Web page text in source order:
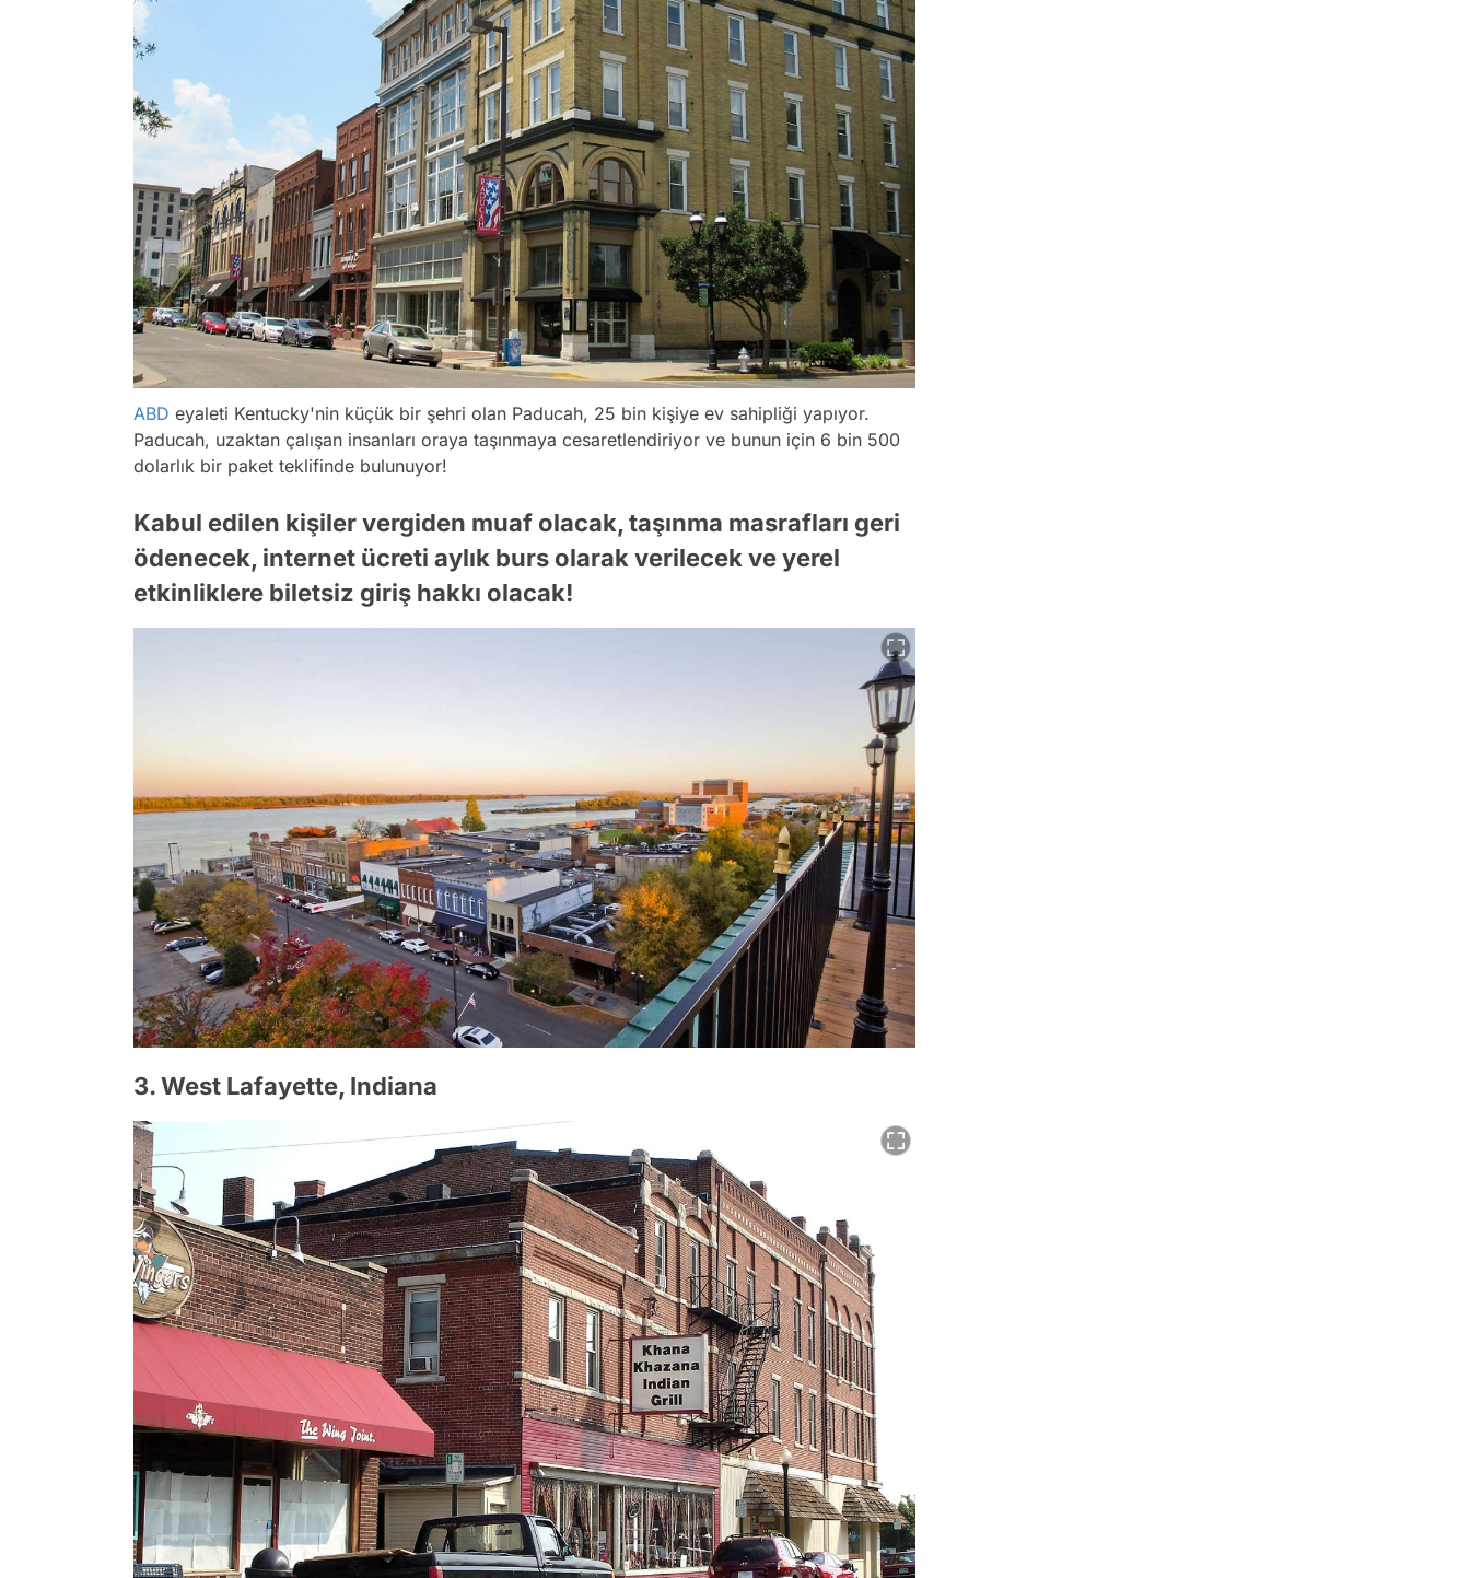
ABD eyaleti Kentucky'nin küçük bir şehri olan Paducah, 25 bin kişiye ev sahipliği yapıyor.
Paducah, uzaktan çalışan insanları oraya taşınmaya cesaretlendiriyor ve bunun için 6 bin 500
dolarlık bir paket teklifinde bulunuyor!
Kabul edilen kişiler vergiden muaf olacak, taşınma masrafları geri
ödenecek, internet ücreti aylık burs olarak verilecek ve yerel
etkinliklere biletsiz giriş hakkı olacak!
3. West Lafayette, Indiana